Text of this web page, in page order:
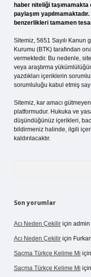
haber niteliği
paylaşım
benzerlikleri tamamen
Sitemiz, 5651 Sayılı
Kurumu (BTK) tarafından
vermektedir. Bu nedenle,
veya araştırma
yazdıkları içeriklerin
sorumluluğu kabul etmiş
Sitemiz, kar amacı
platformudur. Hukuka ve
düşündüğünüz içerikleri,
bildirmeniz halinde, ilgili
kaldırılacaktır.
Son yorumlar
Acı Neden Çekilir için admin
Acı Neden Çekilir için Furkan
Saçma Türkçe Kelime Mi için
Saçma Türkçe Kelime Mi için